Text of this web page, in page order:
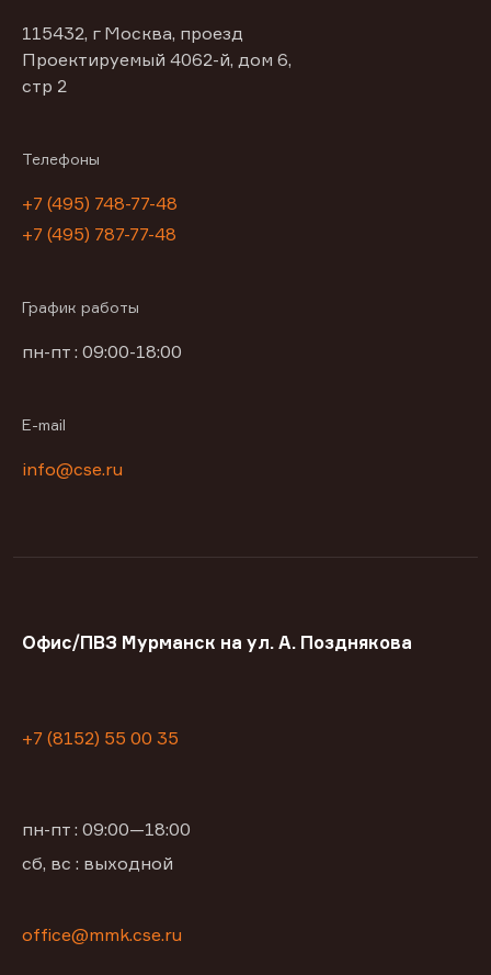
115432, г Москва, проезд
Проектируемый 4062-й, дом 6,
стр 2
Телефоны
+7 (495) 748-77-48
+7 (495) 787-77-48
График работы
пн-пт : 09:00-18:00
E-mail
info@cse.ru
Офис/ПВЗ Мурманск на ул. А. Позднякова
+7 (8152) 55 00 35
пн-пт : 09:00—18:00
сб, вс : выходной
office@mmk.cse.ru